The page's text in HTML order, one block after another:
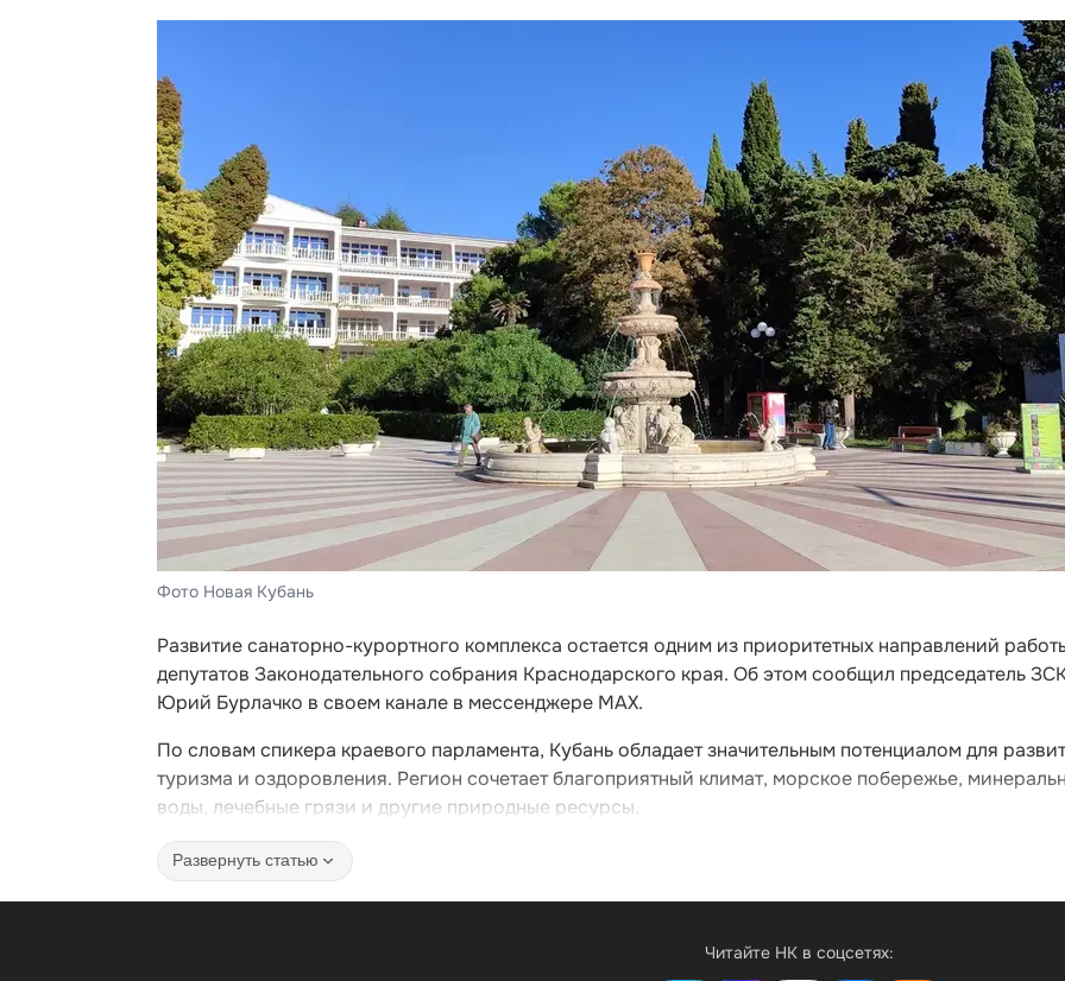
Фото Новая Кубань
Развитие санаторно-курортного комплекса остается одним из приоритетных направлений
депутатов Законодательного собрания Краснодарского края. Об этом сообщил председатель
Юрий Бурлачко в своем канале в мессенджере MAX.
По словам спикера краевого парламента, Кубань обладает значительным потенциалом для
туризма и оздоровления. Регион сочетает благоприятный климат, морское побережье,
воды, лечебные грязи и другие природные ресурсы.
Развернуть статью
Читайте НК в соцсетях: